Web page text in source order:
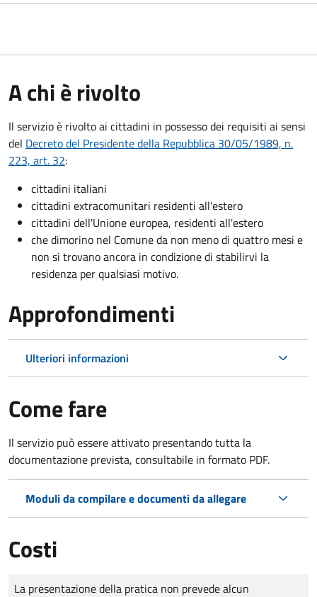
A chi è rivolto
Il servizio è rivolto ai cittadini in possesso dei requisiti ai sensi
del Decreto del Presidente della Repubblica 30/05/1989, n.
223, art. 32:
cittadini italiani
cittadini extracomunitari residenti all'estero
cittadini dell'Unione europea, residenti all'estero
che dimorino nel Comune da non meno di quattro mesi e
non si trovano ancora in condizione di stabilirvi la
residenza per qualsiasi motivo.
Approfondimenti
Ulteriori informazioni
Come fare
Il servizio può essere attivato presentando tutta la
documentazione prevista, consultabile in formato PDF.
Moduli da compilare e documenti da allegare
Costi
Tipo di pagamento
Importo
La presentazione della pratica non prevede alcun